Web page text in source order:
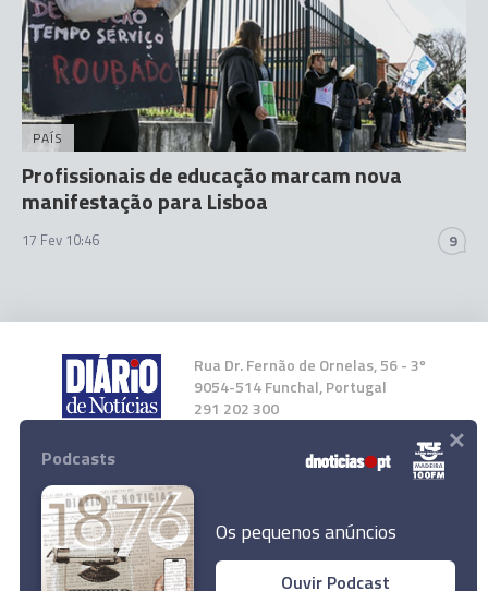
PAÍS
Profissionais de educação marcam nova
manifestação para Lisboa
17 Fev 10:46 9
Rua Dr. Fernão de Ornelas, 56 - 3º
9054-514 Funchal, Portugal
291 202 300
Instale a nossa App
Podcasts
Os pequenos anúncios
Ouvir Podcast
×